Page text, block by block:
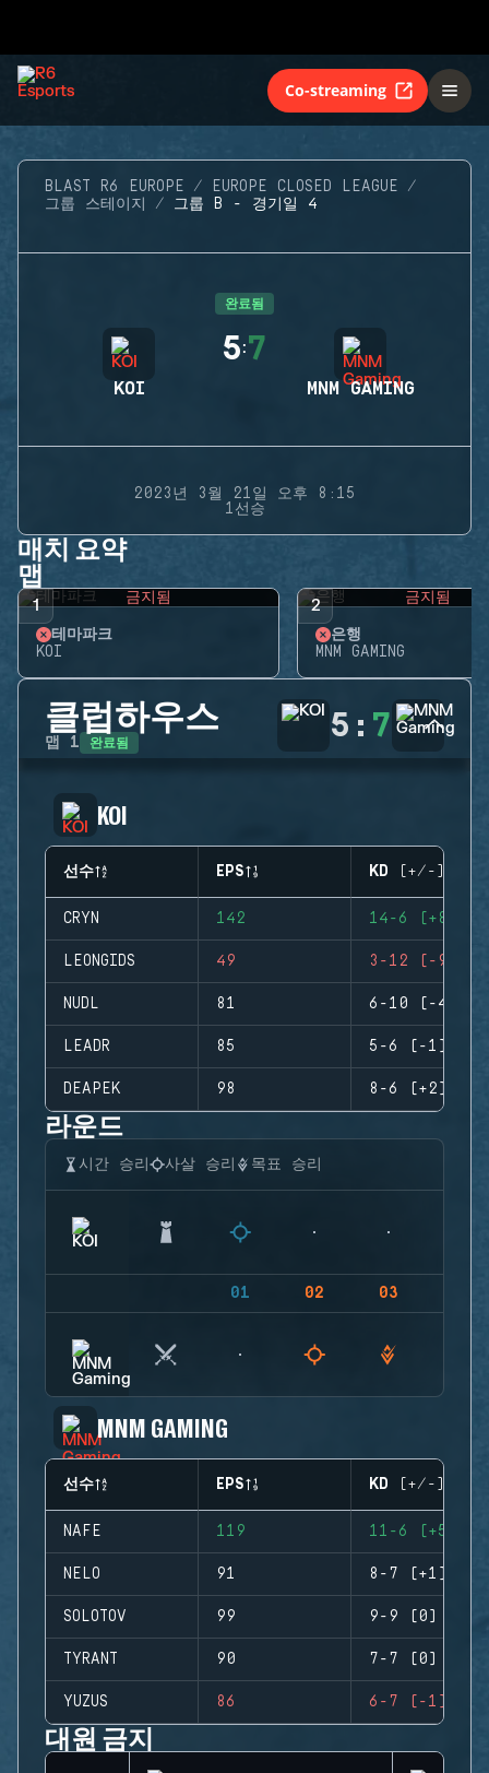
Co-streaming
BLAST R6 EUROPE
EUROPE CLOSED LEAGUE
그룹 스테이지
그룹 B - 경기일 4
완료됨
KOI
5:7
MNM GAMING
2023년 3월 21일 오후 8:15
1선승
매치 요약
맵
1 금지됨
테마파크
KOI
2 금지됨
은행
MNM GAMING
클럽하우스
맵 1 완료됨 5 : 7
KOI
선수 EPS KD (+/-)
CRYN 142 14-6 (+8)
LEONGIDS 49 3-12 (-9)
NUDL 81 6-10 (-4)
LEADR 85 5-6 (-1)
DEAPEK 98 8-6 (+2)
라운드
시간 승리 사살 승리 목표 승리
01 02 03
MNM GAMING
선수 EPS KD (+/-)
NAFE 119 11-6 (+5)
NELO 91 8-7 (+1)
SOLOTOV 99 9-9 (0)
TYRANT 90 7-7 (0)
YUZUS 86 6-7 (-1)
대원 금지